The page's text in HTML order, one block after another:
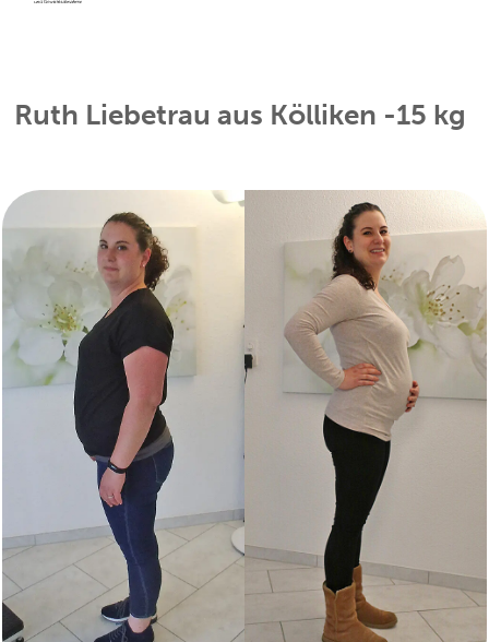
Ruth Liebetrau aus Kölliken -15 kg